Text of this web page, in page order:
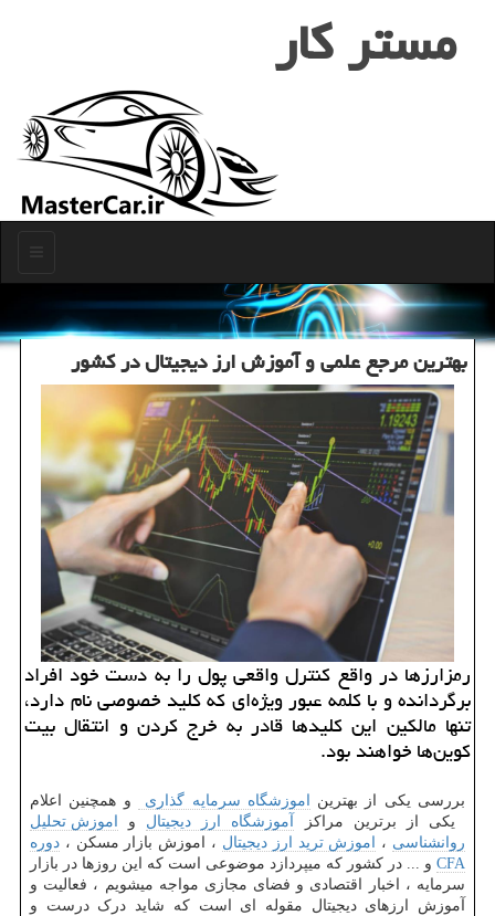
مستر كار
بهترین مرجع علمی و آموزش ارز دیجیتال در كشور
رمزارزها در واقع كنترل واقعی پول را به دست خود افراد
برگردانده و با كلمه عبور ویژه‌ای كه كلید خصوصی نام دارد،
تنها مالكین این كلیدها قادر به خرج كردن و انتقال بیت
كوین‌ها خواهند بود.
بررسی یکی از بهترین اموزشگاه سرمایه گذاری
و همچنین اعلام
یکی از برترین مراکز
آموزشگاه ارز دیجیتال و
اموزش تحلیل
روانشناسی ، اموزش ترید ارز دیجیتال ، اموزش بازار مسکن ، دوره
CFA و ... در کشور که میپردازد موضوعی است که این روزها در بازار
سرمایه ، اخبار اقتصادی و فضای مجازی مواجه میشویم ، فعالیت و
آموزش ارزهای دیجیتال مقوله ای است که شاید درک درست و